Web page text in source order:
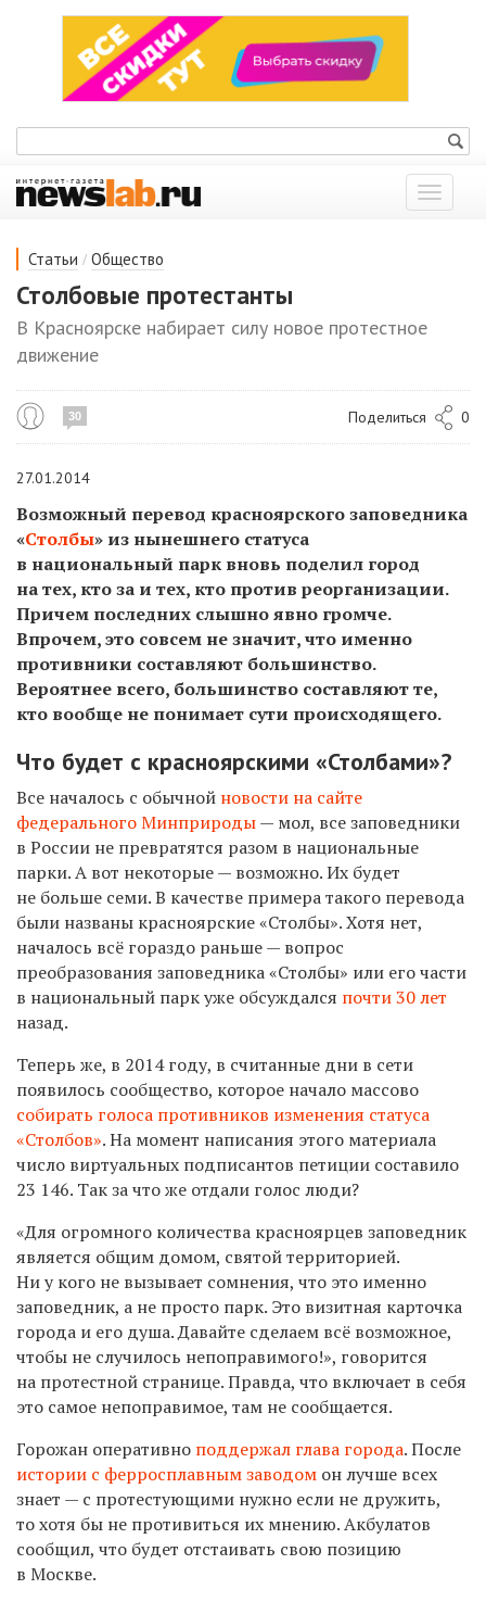
Показать
меню
Статьи / Общество
Столбовые протестанты
В Красноярске набирает силу новое протестное
движение
30 Поделиться 0
27.01.2014
Возможный перевод красноярского заповедника
«Столбы» из нынешнего статуса
в национальный парк вновь поделил город
на тех, кто за и тех, кто против реорганизации.
Причем последних слышно явно громче.
Впрочем, это совсем не значит, что именно
противники составляют большинство.
Вероятнее всего, большинство составляют те,
кто вообще не понимает сути происходящего.
Что будет с красноярскими «Столбами»?
Все началось с обычной новости на сайте
федерального Минприроды— мол, все заповедники
в России не превратятся разом в национальные
парки. А вот некоторые — возможно. Их будет
не больше семи. В качестве примера такого перевода
были названы красноярские «Столбы». Хотя нет,
началось всё гораздо раньше — вопрос
преобразования заповедника «Столбы» или его части
в национальный парк уже обсуждался почти 30 лет
назад.
Теперь же, в 2014 году, в считанные дни в сети
появилось сообщество, которое начало массово
собирать голоса противников изменения статуса
«Столбов». На момент написания этого материала
число виртуальных подписантов петиции составило
23 146. Так за что же отдали голос люди?
«Для огромного количества красноярцев заповедник
является общим домом, святой территорией.
Ни у кого не вызывает сомнения, что это именно
заповедник, а не просто парк. Это визитная карточка
города и его душа. Давайте сделаем всё возможное,
чтобы не случилось непоправимого!», говорится
на протестной странице. Правда, что включает в себя
это самое непоправимое, там не сообщается.
Горожан оперативно поддержал глава города. После
истории с ферросплавным заводом он лучше всех
знает — с протестующими нужно если не дружить,
то хотя бы не противиться их мнению. Акбулатов
сообщил, что будет отстаивать свою позицию
в Москве.